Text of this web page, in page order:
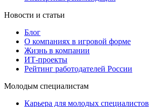
Новости и статьи
Блог
О компаниях в игровой форме
Жизнь в компании
ИТ-проекты
Рейтинг работодателей России
Молодым специалистам
Карьера для молодых специалистов